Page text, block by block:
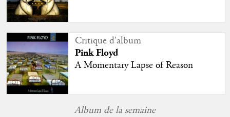
Critique d'album
Pink Floyd
A Momentary Lapse of Reason
Album de la semaine